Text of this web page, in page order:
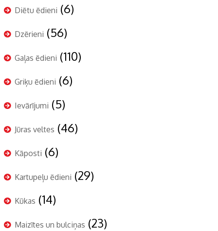
Diētu ēdieni (6)
Dzērieni (56)
Gaļas ēdieni (110)
Griķu ēdieni (6)
Ievārījumi (5)
Jūras veltes (46)
Kāposti (6)
Kartupeļu ēdieni (29)
Kūkas (14)
Maizītes un bulciņas (23)